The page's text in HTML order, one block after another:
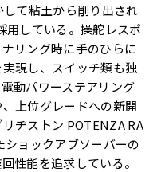
て粘土から削り出され
用している。操舵レスポ
リング時に手のひらに
現し、スイッチ類も独
動パワーステアリング
上位グレードへの新開
ヂストン POTENZA RA
ョックアブソーバーの
性能を追求している。